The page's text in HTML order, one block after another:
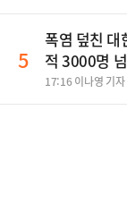
5
폭염 덮친
적 3000명
17:16 이나영 기자